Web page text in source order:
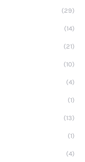
(29)
(14)
(21)
(10)
(4)
(1)
(13)
(1)
(4)